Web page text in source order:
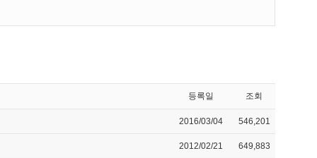
등록일 조회
2016/03/04 546,201
2012/02/21 649,883